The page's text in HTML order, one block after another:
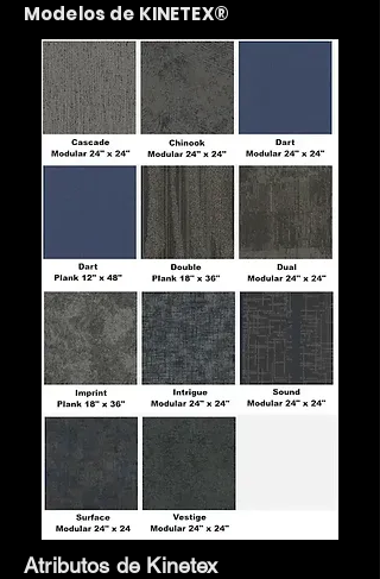
Modelos de KINETEX®
Atributos de Kinetex.